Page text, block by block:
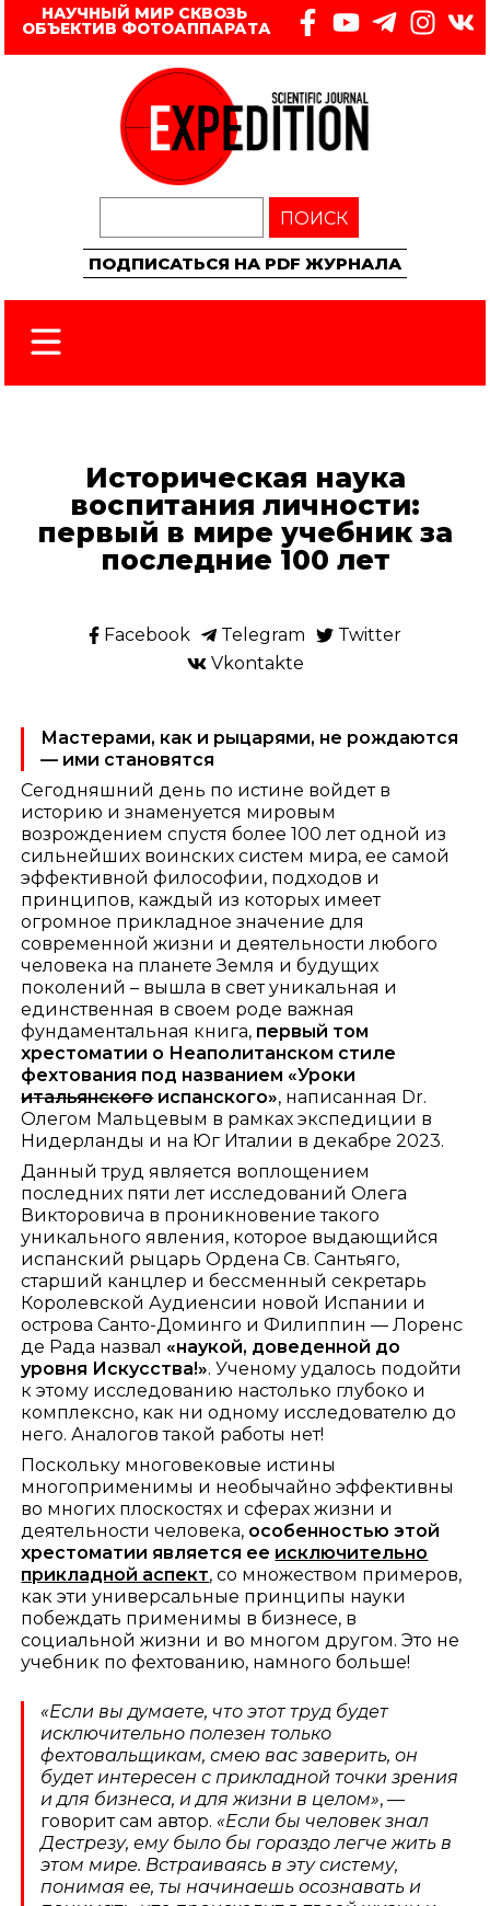
НАУЧНЫЙ МИР СКВОЗЬ
ОБЪЕКТИВ ФОТОАППАРАТА
ПОИСК
ПОДПИСАТЬСЯ НА PDF ЖУРНАЛА
Историческая наука
воспитания личности:
первый в мире учебник за
последние 100 лет
Facebook Telegram
Twitter
Vkontakte
Мастерами, как и рыцарями, не рождаются
— ими становятся
Сегодняшний день по истине войдет в
историю и знаменуется мировым
возрождением спустя более 100 лет одной из
сильнейших воинских систем мира, ее самой
эффективной философии, подходов и
принципов, каждый из которых имеет
огромное прикладное значение для
современной жизни и деятельности любого
человека на планете Земля и будущих
поколений – вышла в свет уникальная и
единственная в своем роде важная
фундаментальная книга, первый том
хрестоматии о Неаполитанском стиле
фехтования под названием «Уроки
итальянскогоиспанского», написанная Dr.
Олегом Мальцевым в рамках экспедиции в
Нидерланды и на Юг Италии в декабре 2023.
Данный труд является воплощением
последних пяти лет исследований Олега
Викторовича в проникновение такого
уникального явления, которое выдающийся
испанский рыцарь Ордена Св. Сантьяго,
старший канцлер и бессменный секретарь
Королевской Аудиенсии новой Испании и
острова Санто-Доминго и Филиппин — Лоренс
де Рада назвал «наукой, доведенной до
уровня Искусства!». Ученому удалось подойти
к этому исследованию настолько глубоко и
комплексно, как ни одному исследователю до
него. Аналогов такой работы нет!
Поскольку многовековые истины
многоприменимы и необычайно эффективны
во многих плоскостях и сферах жизни и
деятельности человека, особенностью этой
хрестоматии является ее исключительно
прикладной аспект, со множеством примеров,
как эти универсальные принципы науки
побеждать применимы в бизнесе, в
социальной жизни и во многом другом. Это не
учебник по фехтованию, намного больше!
«Если вы думаете, что этот труд будет
исключительно полезен только
фехтовальщикам, смею вас заверить, он
будет интересен с прикладной точки зрения
и для бизнеса, и для жизни в целом», —
говорит сам автор. «Если бы человек знал
Дестрезу, ему было бы гораздо легче жить в
этом мире. Встраиваясь в эту систему,
понимая ее, ты начинаешь осознавать и